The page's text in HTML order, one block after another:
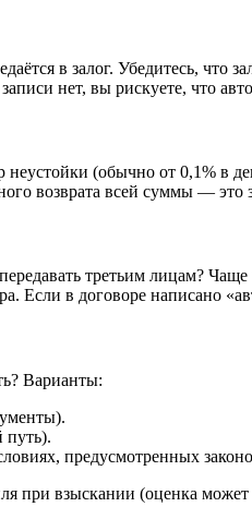
в залог. Убедитесь,
нет, вы рискуете, что
(обычно от 0,1% в
возврата всей суммы — это
третьим лицам?
Если в договоре написано
Варианты:
путь).
предусмотренных
при взыскании (оценка